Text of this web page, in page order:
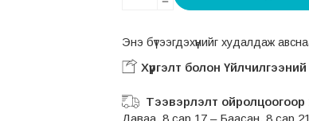
Энэ бүтээгдэхүүнийг худалдаж
Хүргэлт болон
Тээвэрлэлт ойролцоогоор
Даваа, 8 сар 17 – Баасан, 8 сар 21